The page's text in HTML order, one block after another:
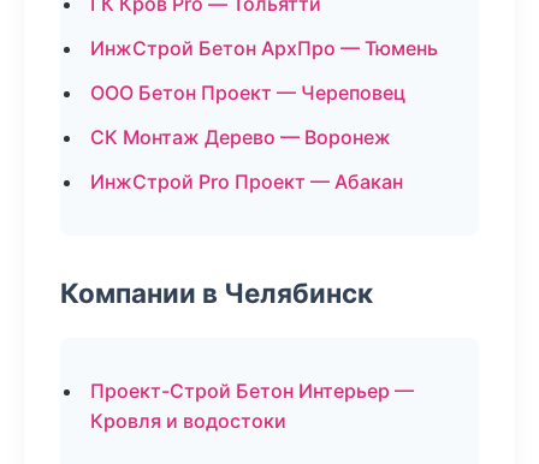
ИнжСтрой Бетон АрхПро — Тюмень
ООО Бетон Проект — Череповец
СК Монтаж Дерево — Воронеж
ИнжСтрой Pro Проект — Абакан
Компании в Челябинск
Проект-Строй Бетон Интерьер —
Кровля и водостоки